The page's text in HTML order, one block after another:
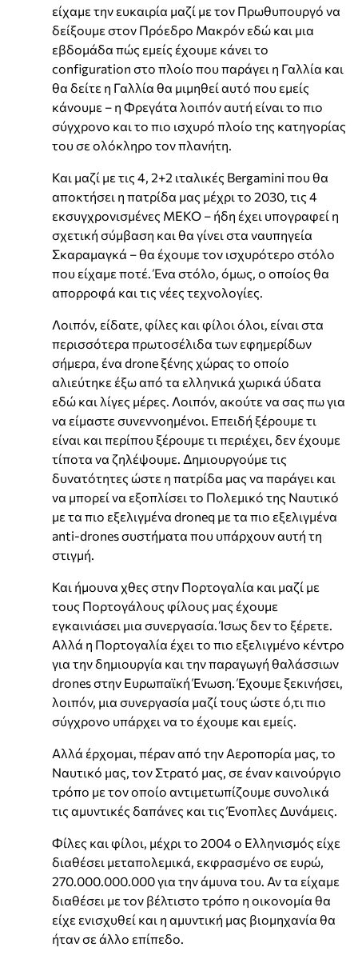
είχαμε την ευκαιρία μαζί με τον Πρωθυπουργό να
δείξουμε στον Πρόεδρο Μακρόν εδώ και μια
εβδομάδα πώς εμείς έχουμε κάνει το
configuration στο πλοίο που παράγει η Γαλλία και
θα δείτε η Γαλλία θα μιμηθεί αυτό που εμείς
κάνουμε – η Φρεγάτα λοιπόν αυτή είναι το πιο
σύγχρονο και το πιο ισχυρό πλοίο της κατηγορίας
του σε ολόκληρο τον πλανήτη.
Και μαζί με τις 4, 2+2 ιταλικές Bergamini που θα
αποκτήσει η πατρίδα μας μέχρι το 2030, τις 4
εκσυγχρονισμένες ΜΕΚΟ – ήδη έχει υπογραφεί η
σχετική σύμβαση και θα γίνει στα ναυπηγεία
Σκαραμαγκά – θα έχουμε τον ισχυρότερο στόλο
που είχαμε ποτέ. Ένα στόλο, όμως, ο οποίος θα
απορροφά και τις νέες τεχνολογίες.
Λοιπόν, είδατε, φίλες και φίλοι όλοι, είναι στα
περισσότερα πρωτοσέλιδα των εφημερίδων
σήμερα, ένα drone ξένης χώρας το οποίο
αλιεύτηκε έξω από τα ελληνικά χωρικά ύδατα
εδώ και λίγες μέρες. Λοιπόν, ακούτε να σας πω για
να είμαστε συνεννοημένοι. Επειδή ξέρουμε τι
είναι και περίπου ξέρουμε τι περιέχει, δεν έχουμε
τίποτα να ζηλέψουμε. Δημιουργούμε τις
δυνατότητες ώστε η πατρίδα μας να παράγει και
να μπορεί να εξοπλίσει το Πολεμικό της Ναυτικό
με τα πιο εξελιγμένα droneq με τα πιο εξελιγμένα
anti-drones συστήματα που υπάρχουν αυτή τη
στιγμή.
Και ήμουνα χθες στην Πορτογαλία και μαζί με
τους Πορτογάλους φίλους μας έχουμε
εγκαινιάσει μια συνεργασία. Ίσως δεν το ξέρετε.
Αλλά η Πορτογαλία έχει το πιο εξελιγμένο κέντρο
για την δημιουργία και την παραγωγή θαλάσσιων
drones στην Ευρωπαϊκή Ένωση. Έχουμε ξεκινήσει,
λοιπόν, μια συνεργασία μαζί τους ώστε ό,τι πιο
σύγχρονο υπάρχει να το έχουμε και εμείς.
Αλλά έρχομαι, πέραν από την Αεροπορία μας, το
Ναυτικό μας, τον Στρατό μας, σε έναν καινούργιο
τρόπο με τον οποίο αντιμετωπίζουμε συνολικά
τις αμυντικές δαπάνες και τις Ένοπλες Δυνάμεις.
Φίλες και φίλοι, μέχρι το 2004 ο Ελληνισμός είχε
διαθέσει μεταπολεμικά, εκφρασμένο σε ευρώ,
270.000.000.000 για την άμυνα του. Αν τα είχαμε
διαθέσει με τον βέλτιστο τρόπο η οικονομία θα
είχε ενισχυθεί και η αμυντική μας βιομηχανία θα
ήταν σε άλλο επίπεδο.